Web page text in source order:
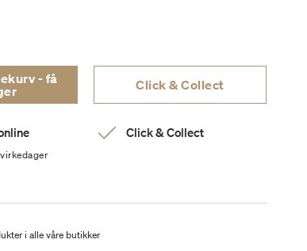
- få
Click & Collect
Click & Collect
i alle våre butikker